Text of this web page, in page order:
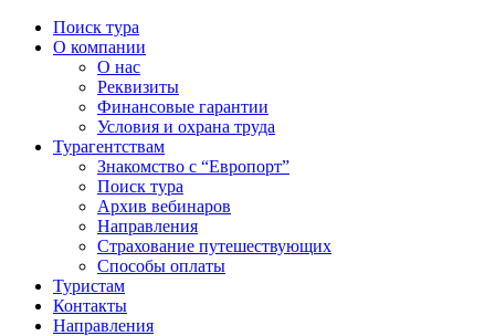
Поиск тура
О компании
О нас
Реквизиты
Финансовые гарантии
Условия и охрана труда
Турагентствам
Знакомство с “Европорт”
Поиск тура
Архив вебинаров
Направления
Страхование путешествующих
Способы оплаты
Туристам
Контакты
Направления